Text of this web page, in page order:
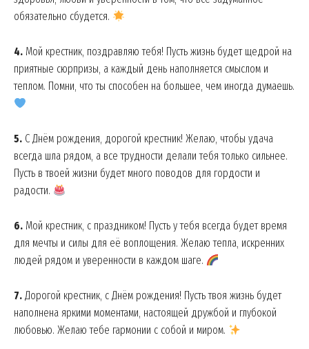
обязательно сбудется.
4. Мой крестник, поздравляю тебя! Пусть жизнь будет щедрой на
приятные сюрпризы, а каждый день наполняется смыслом и
теплом. Помни, что ты способен на большее, чем иногда думаешь.
5. С Днём рождения, дорогой крестник! Желаю, чтобы удача
всегда шла рядом, а все трудности делали тебя только сильнее.
Пусть в твоей жизни будет много поводов для гордости и
радости.
6. Мой крестник, с праздником! Пусть у тебя всегда будет время
для мечты и силы для её воплощения. Желаю тепла, искренних
людей рядом и уверенности в каждом шаге.
7. Дорогой крестник, с Днём рождения! Пусть твоя жизнь будет
наполнена яркими моментами, настоящей дружбой и глубокой
любовью. Желаю тебе гармонии с собой и миром.